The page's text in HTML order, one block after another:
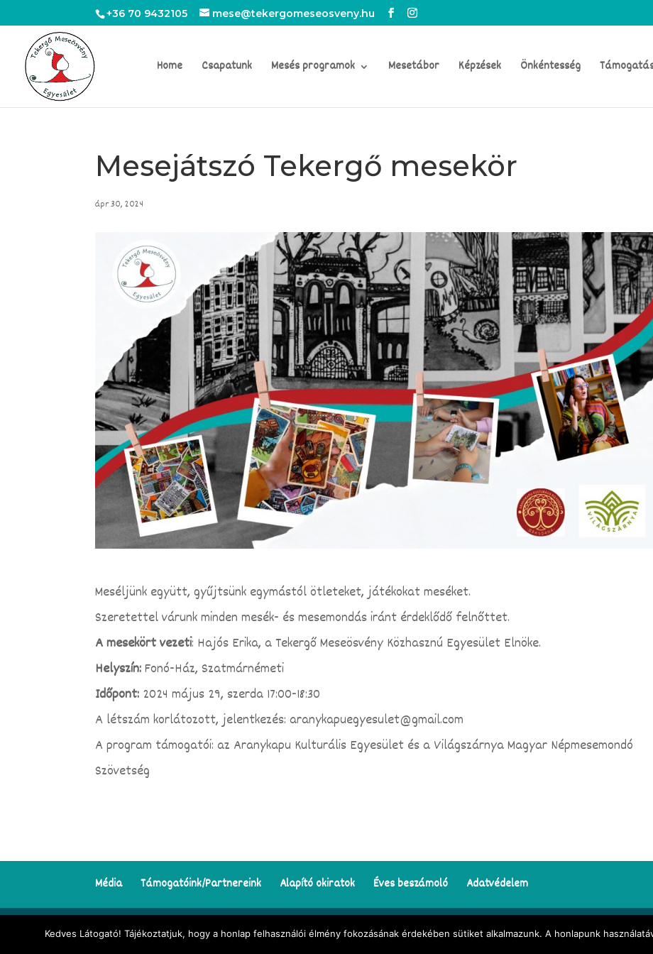
+36 70 9432105 mese@tekergomeseosveny.hu
Home Csapatunk Mesés programok Mesetábor Képzések Önkéntesség
Mesejátszó Tekergő mesekör
ápr 30, 2024
Meséljünk együtt, gyűjtsünk egymástól ötleteket, játékokat meséket.
Szeretettel várunk minden mesék- és mesemondás iránt érdeklődő felnőttet.
A mesekört vezeti: Hajós Erika, a Tekergő Meseösvény Közhasznú Egyesület Elnöke.
Helyszín:Fonó-Ház, Szatmárnémeti
Időpont: 2024 május 29, szerda 17:00-18:30
A létszám korlátozott, jelentkezés: aranykapuegyesulet@gmail.com
A program támogatói: az Aranykapu Kulturális Egyesület és a Világszárnya Magyar Népmesemondó
Szövetség
Média Támogatóink/Partnereink Alapító okiratok Éves beszámoló Adatvédelem
© Minden jog fenntartva | Tekergő Meseösvény Egyesület | Az oldalon található illusztrációkDarvay Tünde Napocskamunkái | Honlapkészítés:
Kedves Látogató! Tájékoztatjuk, hogy a honlap felhasználói élmény fokozásának érdekében sütiket alkalmazunk. A honlapunk